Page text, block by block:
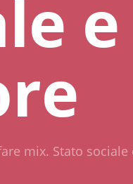
mix. Stato sociale